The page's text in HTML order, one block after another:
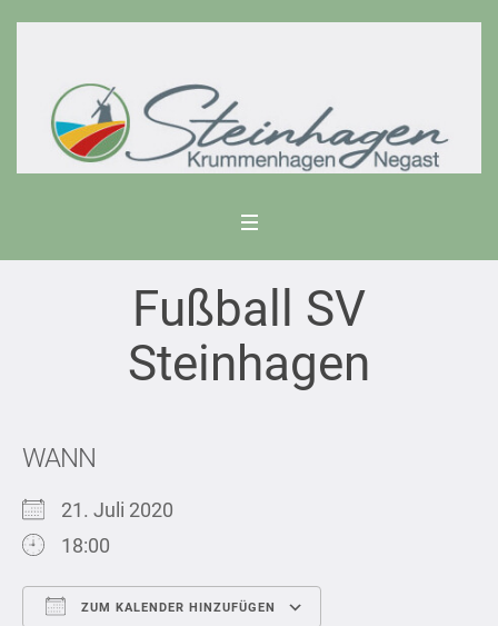
Fußball SV
Steinhagen
WANN
21. Juli 2020
18:00
ZUM KALENDER HINZUFÜGEN